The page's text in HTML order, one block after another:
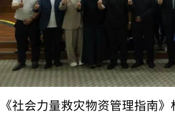
《社会力量救灾物资管理指南